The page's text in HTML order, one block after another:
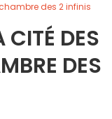
des 2 infinis
CITÉ DES
DES